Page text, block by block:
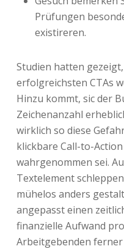
Prüfungen
existireren.
Studien hatten
erfolgreichsten CTAs
Hinzu kommt, sic der
Zeichenanzahl
wirklich so diese
klickbare Call-to-
wahrgenommen sei.
Textelement
mühelos anders
angepasst einen
finanzielle Aufwand
Arbeitgebenden